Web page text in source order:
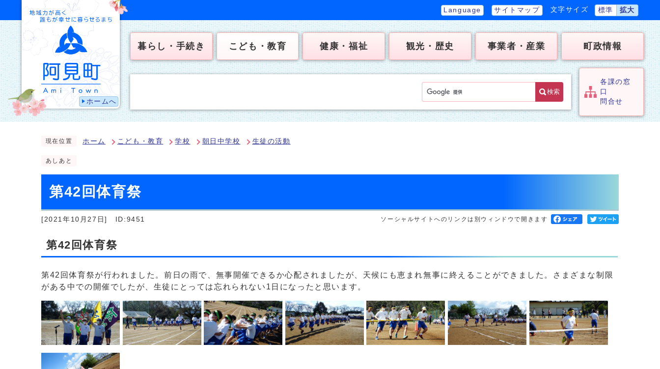
ホームへ
Language サイトマップ 文字サイズ 標準 拡大
暮らし・手続き こども・教育 健康・福祉 観光・歴史 事業者・産業 町政情報
検索
各課の窓
口
問合せ
現在位置 ホーム こども・教育 学校 朝日中学校 生徒の活動
あしあと
第42回体育祭
[2021年10月27日] ID:9451 ソーシャルサイトへのリンクは別ウィンドウで開きます
第42回体育祭
第42回体育祭が行われました。前日の雨で、無事開催できるか心配されましたが、天候にも恵まれ無事に終えることができました。さまざまな制限
がある中での開催でしたが、生徒にとっては忘れられない1日になったと思います。